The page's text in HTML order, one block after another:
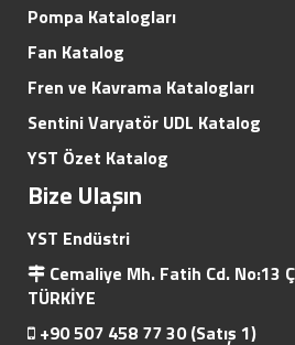
Pompa Katalogları
Fan Katalog
Fren ve Kavrama Katalogları
Sentini Varyatör UDL Katalog
YST Özet Katalog
Bize Ulaşın
YST Endüstri
Cemaliye Mh. Fatih Cd. No:13
TÜRKİYE
+90 507 458 77 30 (Satış 1)